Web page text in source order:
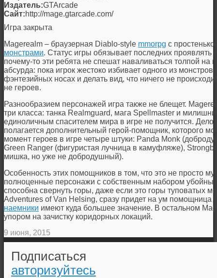
Издатель:GTArcade
Сайт:http://mage.gtarcade.com/
Игра закрыта
Magerealm – браузерная Diablo-style mmorpg с
монстрами. Статус игры обязывает последних проявлять
почему-то эти ребята не спешат наваливаться толпой на
абсурда: пока игрок жестоко избивает одного из
фэнтезийных носах и делать вид, что ничего не
не героев.
Разнообразием персонажей игра также не блещет.
три класса: танка Realmguard, мага Spellmaster и
единоличным спасителем мира в игре не получится. Дело
полагается дополнительный герой-помощник, которого
момент героев в игре четыре штуки: Panda Monk
Green Ranger (фигуристая лучница в камуфляже),
мишка, но уже не добродушный).
Особенность этих помощников в том, что это не просто
полноценные персонажи с собственным набором
способна свернуть горы, даже если это горы туповатых
Adventures of Van Helsing, сразу придет на ум помощница
наемники имеют куда большее значение. В остальном
упором на зачистку коридорных локаций.
9 июня, 2015
Подписаться
авторизуйтесь